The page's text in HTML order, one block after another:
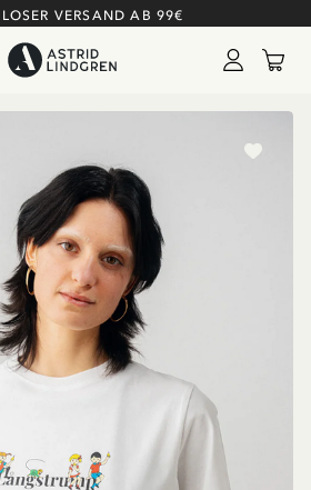
VERSAND AB 99€